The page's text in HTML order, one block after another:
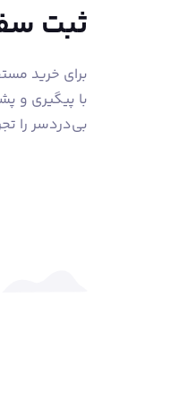
ثبت
برای خرید
با پیگیری و
بی‌دردسر را